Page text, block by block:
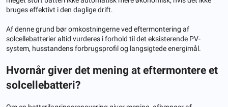
bruges effektivt i den daglige drift.
Af denne grund bør omkostningerne ved eftermontering af
solcellebatterier altid vurderes i forhold til det eksisterende PV-
system, husstandens forbrugsprofil og langsigtede energimål.
Hvornår giver det mening at eftermontere et
solcellebatteri?